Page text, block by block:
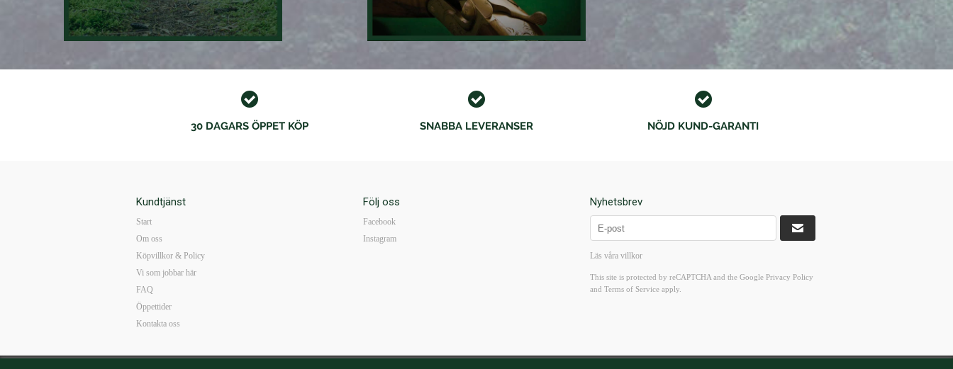
30 DAGARS ÖPPET KÖP SNABBA LEVERANSER NÖJD KUND-GARANTI
Kundtjänst
Start
Om oss
Köpvillkor & Policy
Vi som jobbar här
FAQ
Öppettider
Kontakta oss
Följ oss
Facebook
Instagram
Nyhetsbrev
Läs våra villkor
This site is protected by reCAPTCHA and the Google Privacy Policy
and Terms of Serviceapply.